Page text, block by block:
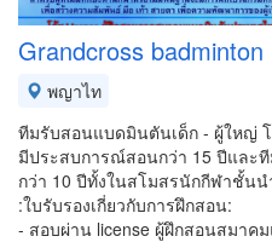
Grandcross badminton
พญาไท
ทีมรับสอนแบดมินตันเด็ก - ผู้ใหญ่
มีประสบการณ์สอนกว่า 15 ปีและ
กว่า 10 ปีทั้งในสโมสรนักกีฬาชั้น
:ใบรับรองเกี่ยวกับการฝึกสอน:
- สอบผ่าน license ผู้ฝึกสอนสมาค